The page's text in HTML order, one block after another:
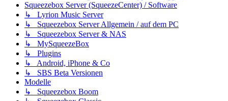
Squeezebox Server (SqueezeCenter) / Software
↳ Lyrion Music Server
↳ Squeezebox Server Allgemein / auf dem PC
↳ Squeezebox Server & NAS
↳ MySqueezeBox
↳ Plugins
↳ Android, iPhone & Co
↳ SBS Beta Versionen
Modelle
↳ Squeezebox Boom